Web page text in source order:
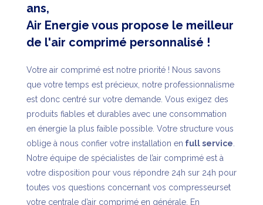
ans,
Air Energie vous propose le meilleur
de l'air comprimé personnalisé !
Votre air comprimé est notre priorité ! Nous savons
que votre temps est précieux, notre professionnalisme
est donc centré sur votre demande. Vous exigez des
produits fiables et durables avec une consommation
en énergie la plus faible possible. Votre structure vous
oblige à nous confier votre installation en full service
Notre équipe de spécialistes de l’air comprimé est à
votre disposition pour vous répondre 24h sur 24h pour
toutes vos questions concernant vos compresseurset
votre centrale d’air comprimé en générale. En